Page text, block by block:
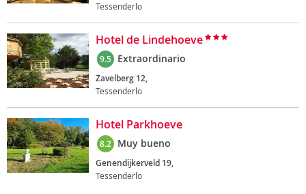
Tessenderlo
Hotel de Lindehoeve
9.5 Extraordinario
Zavelberg 12,
Tessenderlo
Hotel Parkhoeve
8.2 Muy bueno
Genendijkerveld 19,
Tessenderlo